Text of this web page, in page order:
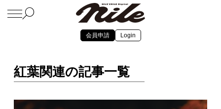
会員申請 Login
紅葉関連の記事一覧